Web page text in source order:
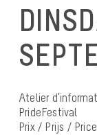
Atelier
PrideFestival
Prix / Prijs /